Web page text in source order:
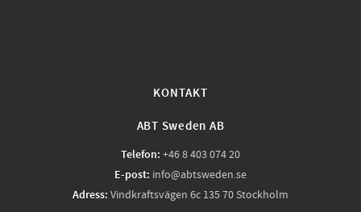
KONTAKT
ABT Sweden AB
Telefon: +46 8 403 074 20
E-post: info@abtsweden.se
Adress: Vindkraftsvägen 6c 135 70 Stockholm